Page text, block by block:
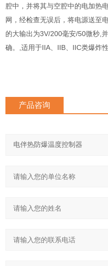
腔中，并将其与空腔中的电加热
网，经检查无误后，将电源送至
的大输出为3V/200毫安/50微秒,
确。,适用于IIA、IIB、IIC类爆炸
产品咨询